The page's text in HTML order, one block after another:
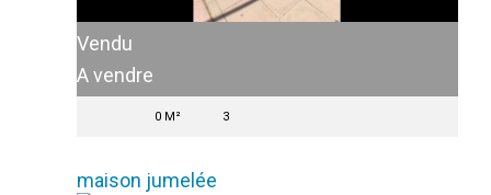
Vendu
A vendre
0 M² 3
maison jumelée